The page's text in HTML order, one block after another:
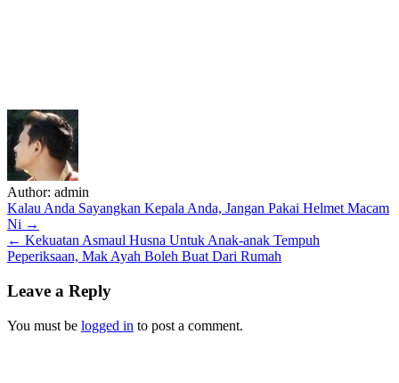
Author: admin
Post
navigation
Kalau Anda Sayangkan Kepala Anda, Jangan Pakai Helmet Macam
Ni →
← Kekuatan Asmaul Husna Untuk Anak-anak Tempuh
Peperiksaan, Mak Ayah Boleh Buat Dari Rumah
Leave a Reply
You must be logged in to post a comment.